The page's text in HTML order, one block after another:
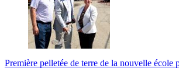
Première pelletée de terre de la nouvelle école